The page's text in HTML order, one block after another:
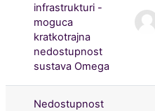
infrastrukturi -
moguca
kratkotrajna
nedostupnost
sustava Omega
Nedostupnost